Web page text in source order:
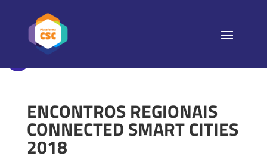
ENCONTROS REGIONAIS
CONNECTED SMART CITIES
2018